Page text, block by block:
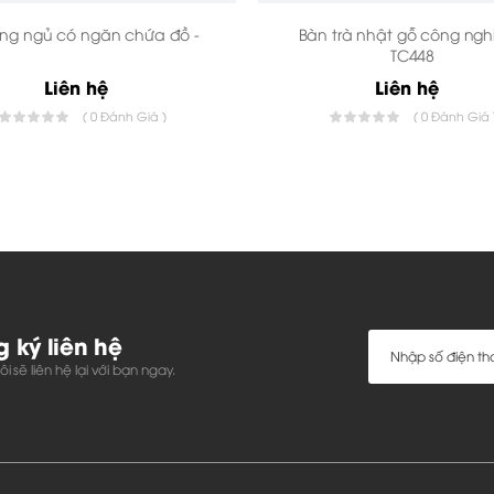
ngủ có ngăn chứa đồ -
Liên hệ
( 0 Đánh Giá )
Bàn trà nhật gỗ công
TC448
Liên hệ
( 0 Đánh Giá
ký liên hệ
sẽ liên hệ lại với bạn ngay.